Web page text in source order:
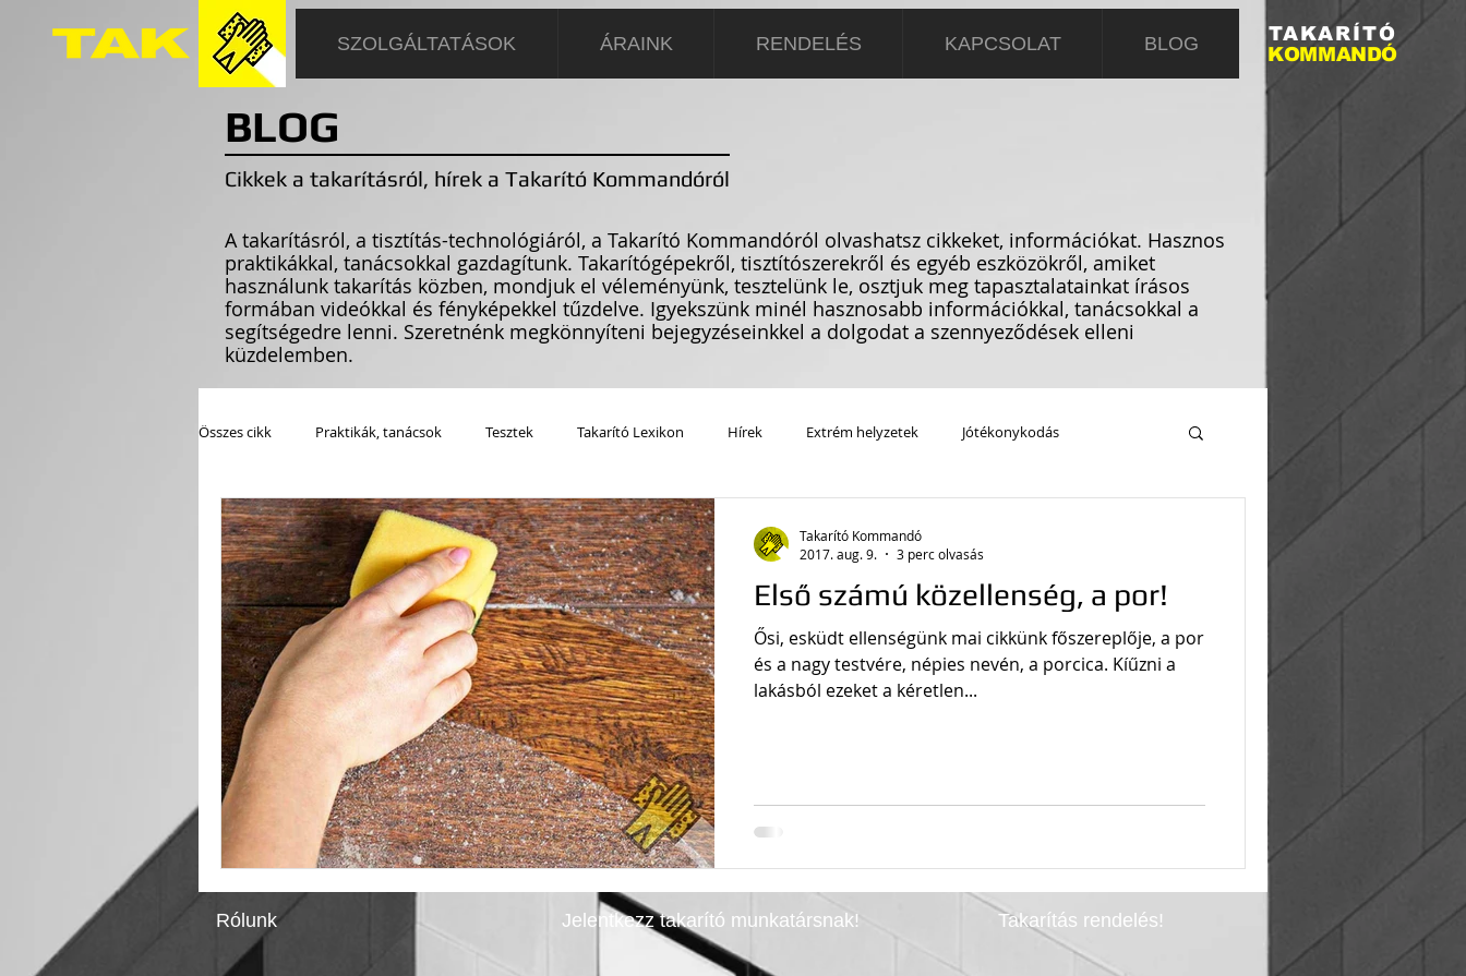
SZOLGÁLTATÁSOK ÁRAINK RENDELÉS KAPCSOLAT BLOG
TAKARÍTÓ
KOMMANDÓ
BLOG
Cikkek a takarításról, hírek a Takarító Kommandóról
A takarításról, a tisztítás-technológiáról, a Takarító Kommandóról olvashatsz cikkeket, információkat. Hasznos
praktikákkal, tanácsokkal gazdagítunk. Takarítógépekről, tisztítószerekről és egyéb eszközökről, amiket
használunk takarítás közben, mondjuk el véleményünk, tesztelünk le, osztjuk meg tapasztalatainkat írásos
formában videókkal és fényképekkel tűzdelve. Igyekszünk minél hasznosabb információkkal, tanácsokkal a
segítségedre lenni. Szeretnénk megkönnyíteni bejegyzéseinkkel a dolgodat a szennyeződések elleni
küzdelemben.
Összes cikk Praktikák, tanácsok Tesztek Takarító Lexikon Hírek Extrém helyzetek Jótékonykodás
Takarítógép Kérdések és válaszok a takarításról
Első számú közellenség, a por!
Ősi, esküdt ellenségünk mai cikkünk főszereplője, a por
és a nagy testvére, népies nevén, a porcica. Kíűzni a
lakásból ezeket a kéretlen...
Takarító Kommandó
2017. aug. 9.
3 perc olvasás
Rólunk Jelentkezz takarító munkatársnak! Takarítás rendelés!